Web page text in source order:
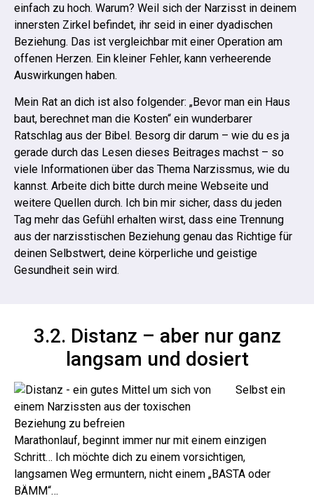
einfach zu hoch. Warum? Weil sich der Narzisst in deinem
innersten Zirkel befindet, ihr seid in einer dyadischen
Beziehung. Das ist vergleichbar mit einer Operation am
offenen Herzen. Ein kleiner Fehler, kann verheerende
Auswirkungen haben.
Mein Rat an dich ist also folgender: „Bevor man ein Haus
baut, berechnet man die Kosten“ ein wunderbarer
Ratschlag aus der Bibel. Besorg dir darum – wie du es ja
gerade durch das Lesen dieses Beitrages machst – so
viele Informationen über das Thema Narzissmus, wie du
kannst. Arbeite dich bitte durch meine Webseite und
weitere Quellen durch. Ich bin mir sicher, dass du jeden
Tag mehr das Gefühl erhalten wirst, dass eine Trennung
aus der narzisstischen Beziehung genau das Richtige für
deinen Selbstwert, deine körperliche und geistige
Gesundheit sein wird.
3.2. Distanz – aber nur ganz
langsam und dosiert
Selbst ein
Marathonlauf, beginnt immer nur mit einem einzigen
Schritt… Ich möchte dich zu einem vorsichtigen,
langsamen Weg ermuntern, nicht einem „BASTA oder
BÄMM“…